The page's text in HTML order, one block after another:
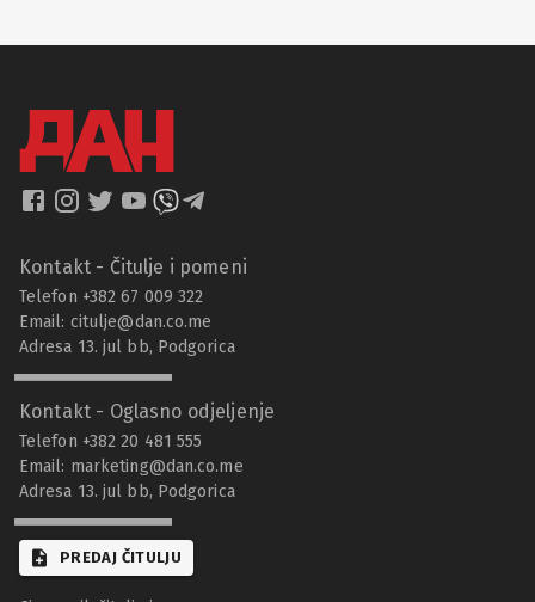
Kontakt - Čitulje i pomeni
Telefon +382 67 009 322
Email: citulje@dan.co.me
Adresa 13. jul bb, Podgorica
Kontakt - Oglasno odjeljenje
Telefon +382 20 481 555
Email: marketing@dan.co.me
Adresa 13. jul bb, Podgorica
PREDAJ ČITULJU